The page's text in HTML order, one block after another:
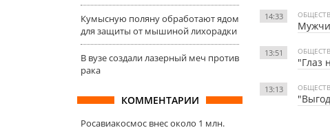
Кумысную поляну обработают ядом
для защиты от мышиной лихорадки
В вузе создали лазерный меч против
рака
КОММЕНТАРИИ
Росавиакосмос внес около 1 млн.
14:33
13:51
"Глаз
13:13